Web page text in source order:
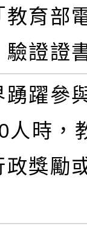
教育部
驗證證
踴躍參
人時，
政獎勵